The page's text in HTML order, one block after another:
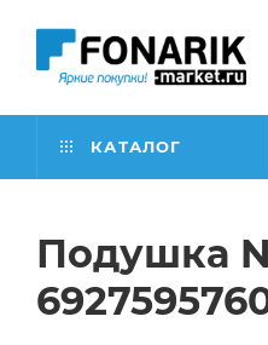
КАТАЛОГ
Подушка